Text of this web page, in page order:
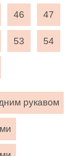
46 47
53 54
рукавом